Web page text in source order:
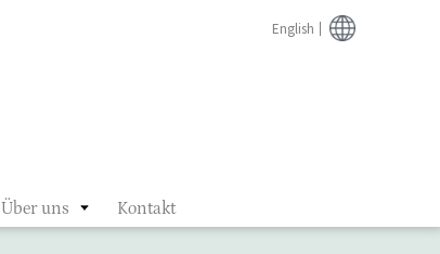
Über uns Kontakt
English